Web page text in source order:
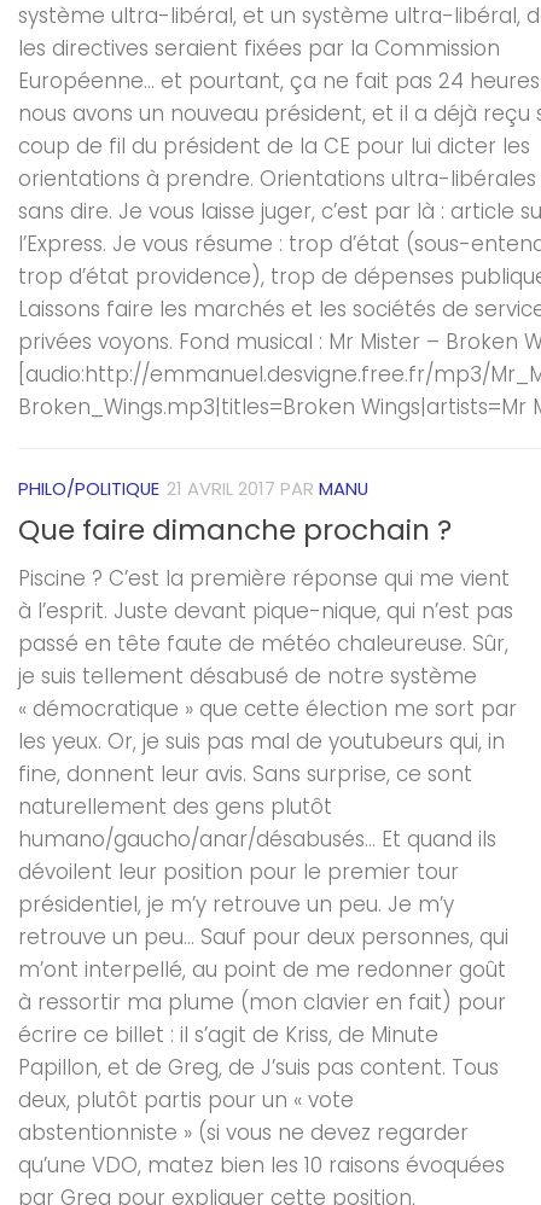
système ultra-libéral, et un système ultra-libéral,
les directives seraient fixées par la Commission
Européenne… et pourtant, ça ne fait pas 24
nous avons un nouveau président, et il a déjà reçu
coup de fil du président de la CE pour lui dicter les
orientations à prendre. Orientations ultra-libérales
sans dire. Je vous laisse juger, c’est par là : article
l’Express. Je vous résume : trop d’état (sous-
trop d’état providence), trop de dépenses
Laissons faire les marchés et les sociétés de
privées voyons. Fond musical : Mr Mister – Broken
[audio:http://emmanuel.desvigne.free.fr/mp3/
Broken_Wings.mp3|titles=Broken Wings|artists=Mr
PHILO/POLITIQUE 21 AVRIL 2017 PAR MANU
Que faire dimanche prochain ?
Piscine ? C’est la première réponse qui me vient
à l’esprit. Juste devant pique-nique, qui n’est pas
passé en tête faute de météo chaleureuse. Sûr,
je suis tellement désabusé de notre système
« démocratique » que cette élection me sort par
les yeux. Or, je suis pas mal de youtubeurs qui, in
fine, donnent leur avis. Sans surprise, ce sont
naturellement des gens plutôt
humano/gaucho/anar/désabusés… Et quand ils
dévoilent leur position pour le premier tour
présidentiel, je m’y retrouve un peu. Je m’y
retrouve un peu… Sauf pour deux personnes, qui
m’ont interpellé, au point de me redonner goût
à ressortir ma plume (mon clavier en fait) pour
écrire ce billet : il s’agit de Kriss, de Minute
Papillon, et de Greg, de J’suis pas content. Tous
deux, plutôt partis pour un « vote
abstentionniste » (si vous ne devez regarder
qu’une VDO, matez bien les 10 raisons évoquées
par Greg pour expliquer cette position,